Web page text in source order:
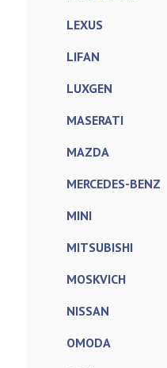
LEXUS
LIFAN
LUXGEN
MASERATI
MAZDA
MERCEDES-BENZ
MINI
MITSUBISHI
MOSKVICH
NISSAN
OMODA